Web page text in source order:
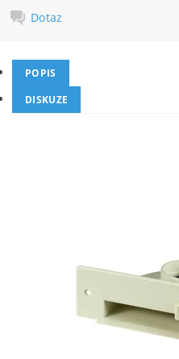
Dotaz
POPIS
DISKUZE